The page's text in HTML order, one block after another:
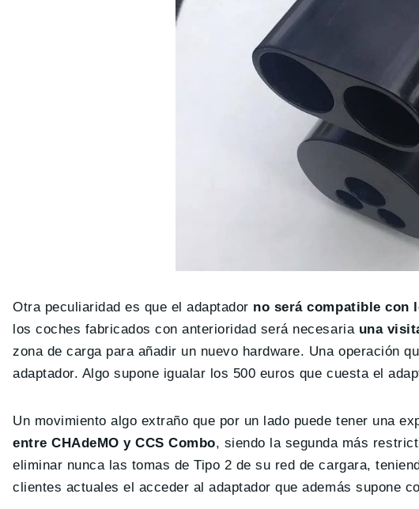
Otra peculiaridad es que el adaptador no será compatible con
los coches fabricados con anterioridad será necesaria una
zona de carga para añadir un nuevo hardware. Una operación
adaptador. Algo supone igualar los 500 euros que cuesta el
Un movimiento algo extraño que por un lado puede tener una
entre CHAdeMO y CCS Combo, siendo la segunda más
eliminar nunca las tomas de Tipo 2 de su red de cargara,
clientes actuales el acceder al adaptador que además supone